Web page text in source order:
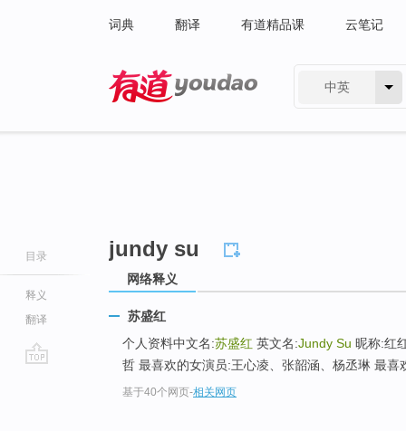
词典 翻译 有道精品课 云笔记
中英
目录
释义
翻译
jundy su
网络释义
苏盛红
个人资料中文名:苏盛红 英文名:Jundy Su 昵称:红
哲 最喜欢的女演员:王心凌、张韶涵、杨丞琳 最
基于40个网页-相关网页